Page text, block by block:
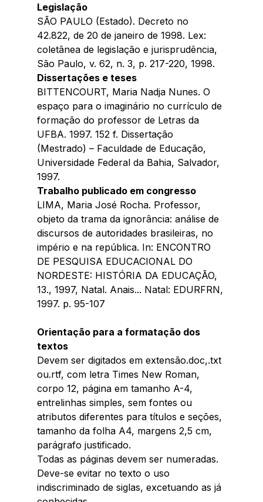
Legislação
SÃO PAULO (Estado). Decreto no
42.822, de 20 de janeiro de 1998. Lex:
coletânea de legislação e jurisprudência,
São Paulo, v. 62, n. 3, p. 217-220, 1998.
Dissertações e teses
BITTENCOURT, Maria Nadja Nunes. O
espaço para o imaginário no currículo de
formação do professor de Letras da
UFBA. 1997. 152 f. Dissertação
(Mestrado) – Faculdade de Educação,
Universidade Federal da Bahia, Salvador,
1997.
Trabalho publicado em congresso
LIMA, Maria José Rocha. Professor,
objeto da trama da ignorância: análise de
discursos de autoridades brasileiras, no
império e na república. In: ENCONTRO
DE PESQUISA EDUCACIONAL DO
NORDESTE: HISTÓRIA DA EDUCAÇÃO,
13., 1997, Natal. Anais... Natal: EDURFRN,
1997. p. 95-107
Orientação para a formatação dos
textos
Devem ser digitados em extensão.doc,.txt
ou.rtf, com letra Times New Roman,
corpo 12, página em tamanho A-4,
entrelinhas simples, sem fontes ou
atributos diferentes para títulos e seções,
tamanho da folha A4, margens 2,5 cm,
parágrafo justificado.
Todas as páginas devem ser numeradas.
Deve-se evitar no texto o uso
indiscriminado de siglas, excetuando as já